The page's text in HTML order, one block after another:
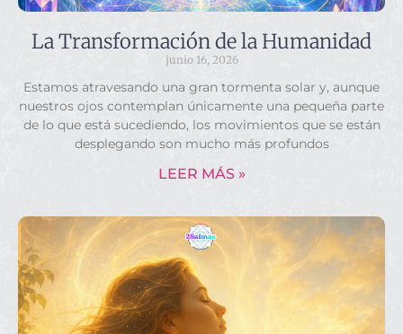
La Transformación de la Humanidad
junio 16, 2026
Estamos atravesando una gran tormenta solar y, aunque
nuestros ojos contemplan únicamente una pequeña parte
de lo que está sucediendo, los movimientos que se están
desplegando son mucho más profundos
LEER MÁS »